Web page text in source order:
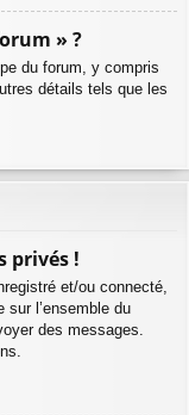
» ?
du forum, y compris
détails tels que les
privés !
et/ou connecté,
sur l’ensemble du
des messages.